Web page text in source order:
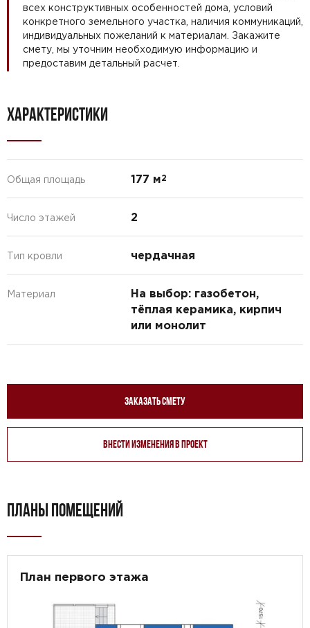
всех конструктивных особенностей дома, условий
конкретного земельного участка, наличия коммуникаций,
индивидуальных пожеланий к материалам. Закажите
смету, мы уточним необходимую информацию и
предоставим детальный расчет.
ХАРАКТЕРИСТИКИ
Общая площадь 177 м2
Число этажей 2
Тип кровли чердачная
Материал
На выбор: газобетон,
тёплая керамика, кирпич
или монолит
Заказать смету
Внести изменения в проект
ПЛАНЫ ПОМЕЩЕНИЙ
План первого этажа